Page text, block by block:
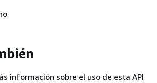
información sobre el uso de esta API